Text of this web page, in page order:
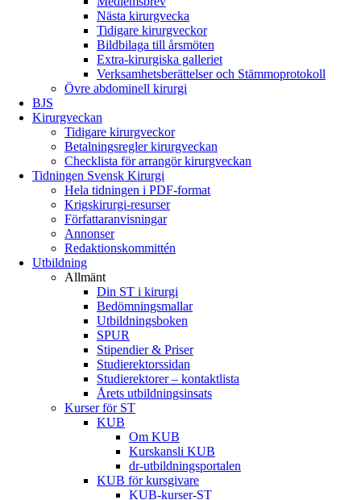
Nästa kirurgvecka
Tidigare kirurgveckor
Bildbilaga till årsmöten
Extra-kirurgiska galleriet
Verksamhetsberättelser och Stämmoprotokoll
Övre abdominell kirurgi
BJS
Kirurgveckan
Tidigare kirurgveckor
Betalningsregler kirurgveckan
Checklista för arrangör kirurgveckan
Tidningen Svensk Kirurgi
Hela tidningen i PDF-format
Krigskirurgi-resurser
Författaranvisningar
Annonser
Redaktionskommittén
Utbildning
Allmänt
Din ST i kirurgi
Bedömningsmallar
Utbildningsboken
SPUR
Stipendier & Priser
Studierektorssidan
Studierektorer – kontaktlista
Årets utbildningsinsats
Kurser för ST
KUB
Om KUB
Kurskansli KUB
dr-utbildningsportalen
KUB för kursgivare
KUB-kurser-ST